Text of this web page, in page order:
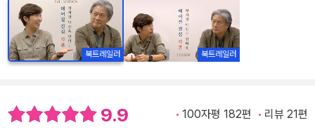
북트레일러 북트레일러
9.9 100자평 182편 리뷰 21편